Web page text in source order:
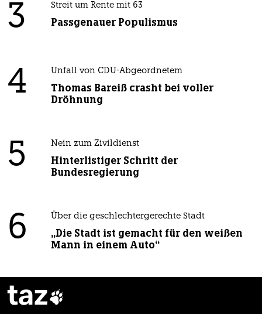
3 Streit um Rente mit 63
Passgenauer Populismus
4 Unfall von CDU-Abgeordnetem
Thomas Bareiß crasht bei voller
Dröhnung
5 Nein zum Zivildienst
Hinterlistiger Schritt der
Bundesregierung
6 Über die geschlechtergerechte Stadt
„Die Stadt ist gemacht für den weißen
Mann in einem Auto“
taz